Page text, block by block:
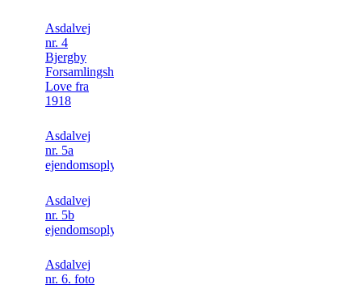
Asdalvej
nr. 4
Bjergby
Forsamlingshus.
Love fra
1918
Asdalvej
nr. 5a
ejendomsoplysning
Asdalvej
nr. 5b
ejendomsoplysninger
Asdalvej
nr. 6. foto